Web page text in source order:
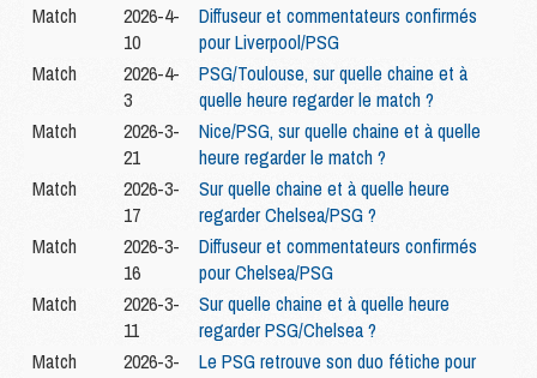
Match
2026-4-
10
Diffuseur et commentateurs confirmés
pour Liverpool/PSG
Match
2026-4-
3
PSG/Toulouse, sur quelle chaine et à
quelle heure regarder le match ?
Match
2026-3-
21
Nice/PSG, sur quelle chaine et à quelle
heure regarder le match ?
Match
2026-3-
17
Sur quelle chaine et à quelle heure
regarder Chelsea/PSG ?
Match
2026-3-
16
Diffuseur et commentateurs confirmés
pour Chelsea/PSG
Match
2026-3-
11
Sur quelle chaine et à quelle heure
regarder PSG/Chelsea ?
Match
2026-3-
Le PSG retrouve son duo fétiche pour